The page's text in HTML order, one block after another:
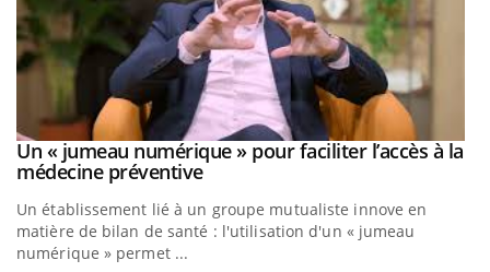
Youtube
Un « jumeau numérique » pour faciliter l’accès à la
médecine préventiveYoutube
Un établissement lié à un groupe mutualiste innove en
matière de bilan de santé : l'utilisation d'un « jumeau
numérique » permet ...